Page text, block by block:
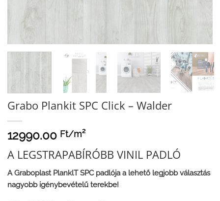
Grabo Plankit SPC Click – Walder
12990.00 Ft/m²
A LEGSTRAPABÍRÓBB VINIL PADLÓ
A Graboplast PlanklT SPC padlója a lehető legjobb választás
nagyobb igénybevételű terekbe!